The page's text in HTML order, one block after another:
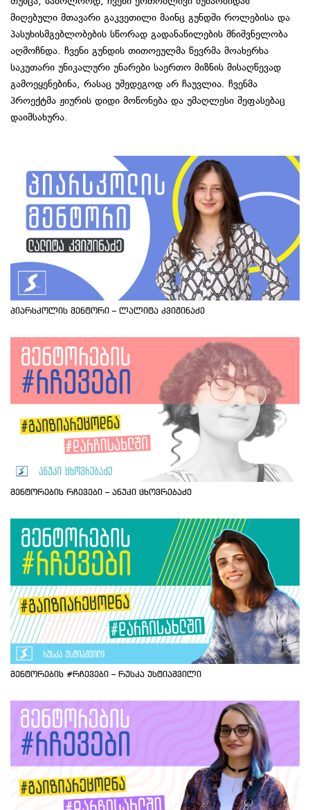
მიღებული მთავარი გაკვეთილი მაინც გუნდში როლებისა და
პასუხისმგებლობების სწორად გადანაწილების მნიშვნელობა
აღმოჩნდა. ჩვენი გუნდის თითოეულმა წევრმა მოახერხა
საკუთარი უნიკალური უნარები საერთო მიზნის მისაღწევად
გამოეყენებინა, რასაც უშედეგოდ არ ჩაუვლია. ჩვენმა
პროექტმა ჟიურის დიდი მოწონება და უმაღლესი შეფასებაც
დაიმსახურა.
პიარსკოლის მენტორი – ლალიტა კვიჟინაძე
მენტორების რჩევები – ანუკი ცხოვრებაძე
მენტორების #რჩევები – რუსკა უსტიაშვილი